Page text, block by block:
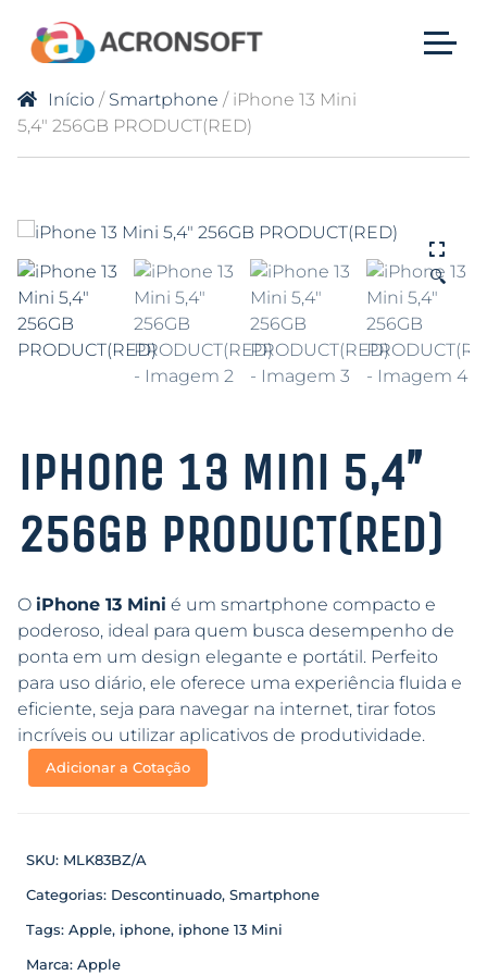
Início / Smartphone / iPhone 13 Mini
5,4″ 256GB PRODUCT(RED)
🔍
iPhone 13 Mini 5,4″
256GB PRODUCT(RED)
O iPhone 13 Mini é um smartphone compacto e
poderoso, ideal para quem busca desempenho de
ponta em um design elegante e portátil. Perfeito
para uso diário, ele oferece uma experiência fluida e
eficiente, seja para navegar na internet, tirar fotos
incríveis ou utilizar aplicativos de produtividade.
Adicionar a Cotação
SKU: MLK83BZ/A
Categorias: Descontinuado, Smartphone
Tags: Apple, iphone, iphone 13 Mini
Marca: Apple